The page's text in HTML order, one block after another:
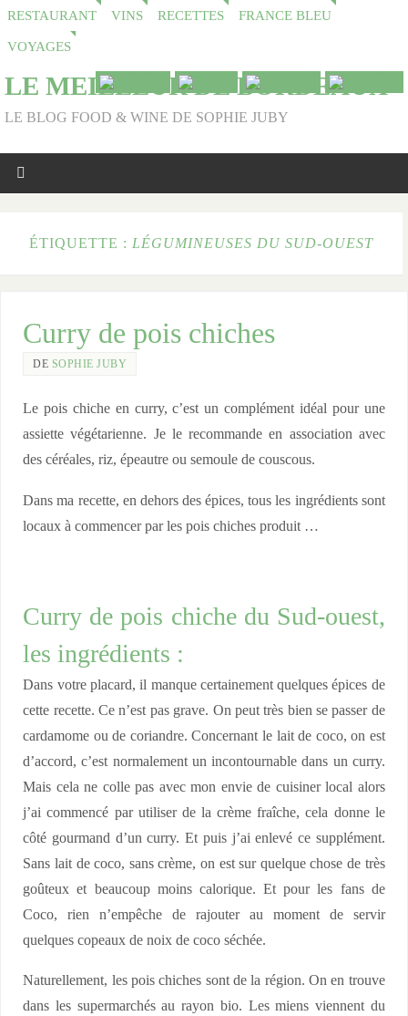
RESTAURANT VINS RECETTES FRANCE BLEU
VOYAGES
LE MEILLEUR DE BORDEAUX
LE BLOG FOOD & WINE DE SOPHIE JUBY
ÉTIQUETTE : LÉGUMINEUSES DU SUD-OUEST
Curry de pois chiches
DE SOPHIE JUBY
Le pois chiche en curry, c’est un complément idéal pour une
assiette végétarienne. Je le recommande en association avec
des céréales, riz, épeautre ou semoule de couscous.
Dans ma recette, en dehors des épices, tous les ingrédients sont
locaux à commencer par les pois chiches produit …
Curry de pois chiche du Sud-ouest,
les ingrédients :
Dans votre placard, il manque certainement quelques épices de
cette recette. Ce n’est pas grave. On peut très bien se passer de
cardamome ou de coriandre. Concernant le lait de coco, on est
d’accord, c’est normalement un incontournable dans un curry.
Mais cela ne colle pas avec mon envie de cuisiner local alors
j’ai commencé par utiliser de la crème fraîche, cela donne le
côté gourmand d’un curry. Et puis j’ai enlevé ce supplément.
Sans lait de coco, sans crème, on est sur quelque chose de très
goûteux et beaucoup moins calorique. Et pour les fans de
Coco, rien n’empêche de rajouter au moment de servir
quelques copeaux de noix de coco séchée.
Naturellement, les pois chiches sont de la région. On en trouve
dans les supermarchés au rayon bio. Les miens viennent du